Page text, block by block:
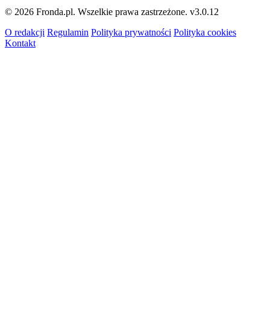
© 2026 Fronda.pl. Wszelkie prawa zastrzeżone. v3.0.12
O redakcji Regulamin Polityka prywatności Polityka cookies
Kontakt